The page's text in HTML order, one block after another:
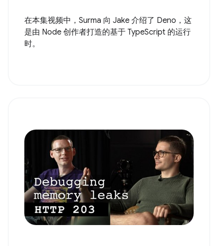
在本集视频中，Surma 向 Jake 介绍了 Deno，这
是由 Node 创作者打造的基于 TypeScript 的运行
时。